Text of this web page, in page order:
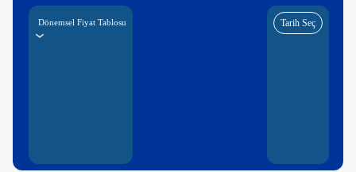
Dönemsel Fiyat Tablosu Tarih Seç